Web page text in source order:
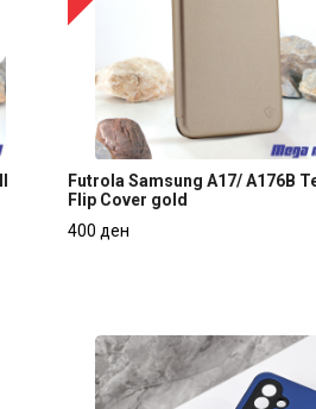
Futrola Samsung A17/ A176B
Futrola Samsung A17/ A176B
Flip Cover gold
400 ден